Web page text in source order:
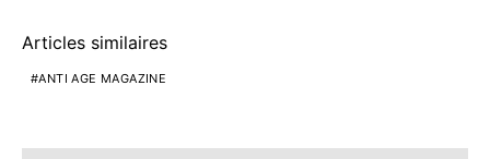
Articles similaires
ANTI AGE MAGAZINE